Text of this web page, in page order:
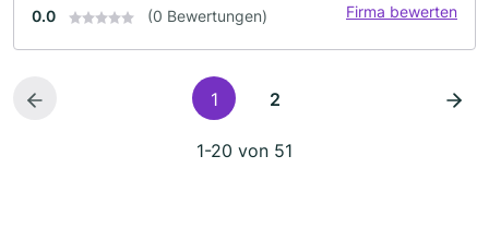
0.0 (0 Bewertungen) Firma bewerten
1 2
1-20 von 51